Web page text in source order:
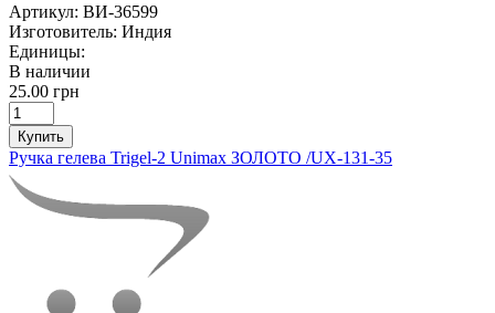
Артикул: ВИ-36599
Изготовитель: Индия
Единицы:
В наличии
25.00 грн
Купить
Ручка гелева Trigel-2 Unimax ЗОЛОТО /UX-131-35